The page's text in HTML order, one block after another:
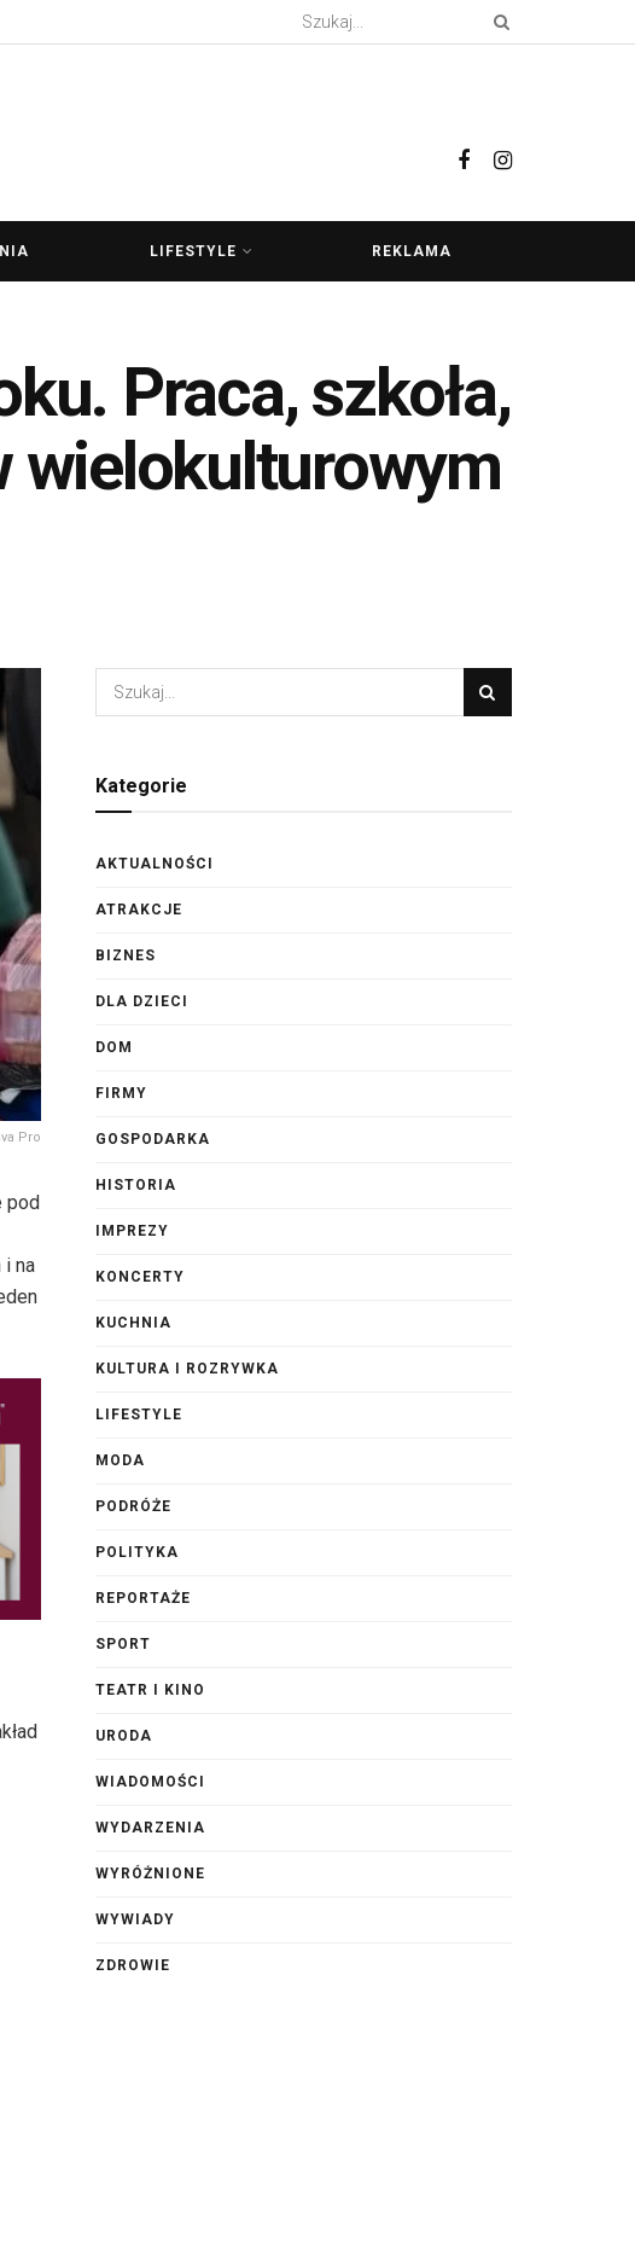
LIFESTYLE REKLAMA
Praca, szkoła,
wielokulturowym
Pro
pod
i na
Kategorie
AKTUALNOŚCI
ATRAKCJE
BIZNES
DLA DZIECI
DOM
FIRMY
GOSPODARKA
HISTORIA
IMPREZY
KONCERTY
KUCHNIA
KULTURA I ROZRYWKA
LIFESTYLE
MODA
PODRÓŻE
POLITYKA
REPORTAŻE
SPORT
TEATR I KINO
URODA
WIADOMOŚCI
WYDARZENIA
WYRÓŻNIONE
WYWIADY
ZDROWIE